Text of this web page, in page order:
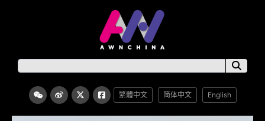
繁體中文 简体中文 English